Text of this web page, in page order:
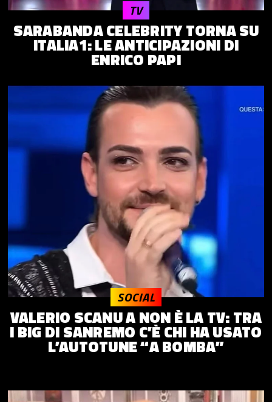
SARABANDA CELEBRITY TORNA SU
ITALIA1: LE ANTICIPAZIONI DI
ENRICO PAPI
TV
VALERIO SCANU A NON È LA TV: TRA
I BIG DI SANREMO C’È CHI HA USATO
L’AUTOTUNE “A BOMBA”
SOCIAL